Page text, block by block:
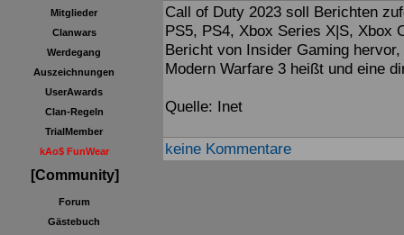
Mitglieder
Clanwars
Werdegang
Auszeichnungen
UserAwards
Clan-Regeln
TrialMember
kAo$ FunWear
[Community]
Forum
Gästebuch
Call of Duty 2023 soll Berichten
PS5, PS4, Xbox Series X|S, Xbox
Bericht von Insider Gaming
Modern Warfare 3 heißt und eine
Quelle: Inet
keine Kommentare